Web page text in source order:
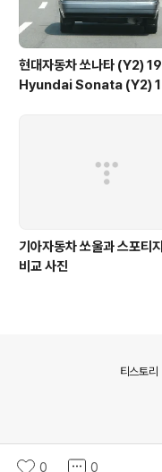
현대자동차 쏘나타 (Y2)
Hyundai Sonata (Y2)
기아자동차 쏘울과 스포티
비교 사진
0 0
티스토리